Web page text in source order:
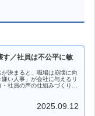
す／社員は不公平に敏
決まると、職場は崩壊に向
い人事」が会社に与えるリ
社員の声の仕組みづくりと
2025.09.12